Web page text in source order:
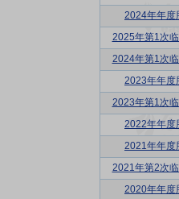
2024年年度
2025年第1次
2024年第1次
2023年年度
2023年第1次
2022年年度
2021年年度
2021年第2次
2020年年度